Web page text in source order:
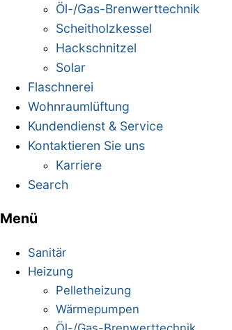
Öl-/Gas-Brenwerttechnik
Scheitholzkessel
Hackschnitzel
Solar
Flaschnerei
Wohnraumlüftung
Kundendienst & Service
Kontaktieren Sie uns
Karriere
Search
Mobile
Menu
Menü
Sanitär
Heizung
Pelletheizung
Wärmepumpen